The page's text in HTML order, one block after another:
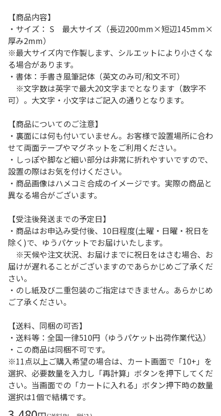
【商品内容】
・サイズ： S 最大サイズ（長辺200mm×短辺145mm×
厚み2mm）
※最大サイズ内で作製します、シルエットにより小さくな
る場合があります。
・書体：手書き風筆記体（英文のみ可/和文不可）
※文字数は英字で最大20文字までとなります（数字不
可）。大文字・小文字はご記入の通りとなります。
【商品についてのご注意】
・裏面には何も付いていません。お客様で設置場所に合わ
せて両面テープやマグネットをご利用ください。
・しっぽや脚など細い部分は非常に折れやすいですので、
設置の際はお気を付けください。
・商品画像はハメコミ合成のイメージです。実際の商品と
異なる場合がございます。
【受注後発送までの予定日】
・商品はお申込み受付後、10日程度(土曜・日曜・祝日を
除く)で、ゆうパケットでお届けいたします。
※天候や注文状況、お届けまでに祝日をはさむ場合、お
届けが遅れることがございますのであらかじめご了承くだ
さい。
・のし紙及び二重包装のご指定はできません。あらかじめ
ご了承ください。
【送料、同梱の可否】
・送料等：全国一律510円（ゆうパケット出荷作業代込）
・この商品は同梱不可です。
※11点以上ご購入希望の場合は、カート画面で「10+」を
選択、必要数量を入力し「再計算」ボタンを押下してくだ
さい。当画面での「カートに入れる」ボタン押下時の数量
選択は1個で結構です。